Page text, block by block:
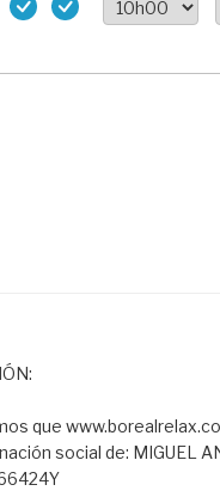
que
social de: MIGUEL